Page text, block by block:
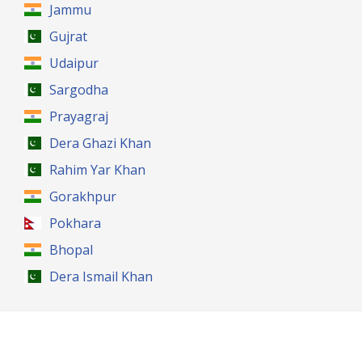
Jammu
Gujrat
Udaipur
Sargodha
Prayagraj
Dera Ghazi Khan
Rahim Yar Khan
Gorakhpur
Pokhara
Bhopal
Dera Ismail Khan